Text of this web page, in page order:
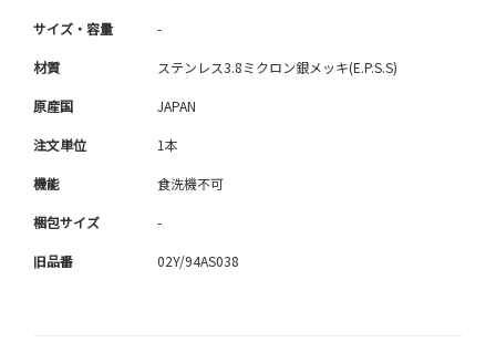
サイズ・容量 -
材質 ステンレス3.8ミクロン銀メッキ(E.P.S.S)
原産国 JAPAN
注文単位 1本
機能 食洗機不可
梱包サイズ -
旧品番 02Y/94AS038